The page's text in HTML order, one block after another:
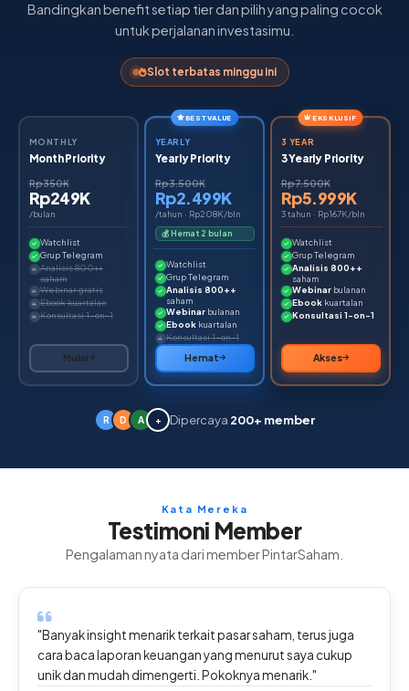
Bandingkan benefit setiap tier dan pilih yang paling cocok
untuk perjalanan investasimu.
Slot terbatas minggu ini
MONTHLY
Month Priority
Rp350K
Rp249K
/bulan
Watchlist
Grup Telegram
Analisis 800++
saham
Webinar gratis
Ebook kuartalan
Konsultasi 1-on-1
Mulai
BEST VALUE
YEARLY
Yearly Priority
Rp3.500K
Rp2.499K
/tahun · Rp208K/bln
💰 Hemat 2 bulan
Watchlist
Grup Telegram
Analisis 800++
saham
Webinarbulanan
Ebookkuartalan
Konsultasi 1-on-1
Hemat
EKSKLUSIF
3 YEAR
3 Yearly Priority
Rp7.500K
Rp5.999K
3 tahun · Rp167K/bln
Watchlist
Grup Telegram
Analisis 800++
saham
Webinarbulanan
Ebookkuartalan
Konsultasi 1-on-1
Akses
R D A + Dipercaya 200+ member
Kata Mereka
Testimoni Member
Pengalaman nyata dari member PintarSaham.
"Banyak insight menarik terkait pasar saham, terus juga
cara baca laporan keuangan yang menurut saya cukup
unik dan mudah dimengerti. Pokoknya menarik."